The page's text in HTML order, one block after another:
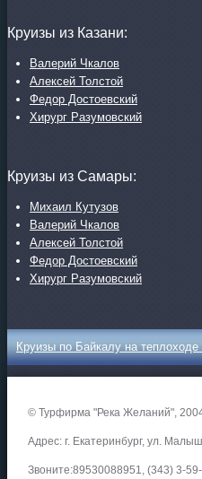
Круизы из Казани:
Валерий Чкалов
Алексей Толстой
Федор Достоевский
Хирург Разумовский
Круизы из Самары:
Михаил Кутузов
Валерий Чкалов
Алексей Толстой
Федор Достоевский
Хирург Разумовский
Круизы по Байкалу на
© Турфирма "Река Желаний",
Адрес: г. Екатеринбург, ул.
Звоните:89530088951, (343) 3-